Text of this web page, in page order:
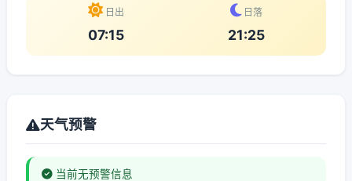
日出
07:15
日落
21:25
天气预警
当前无预警信息